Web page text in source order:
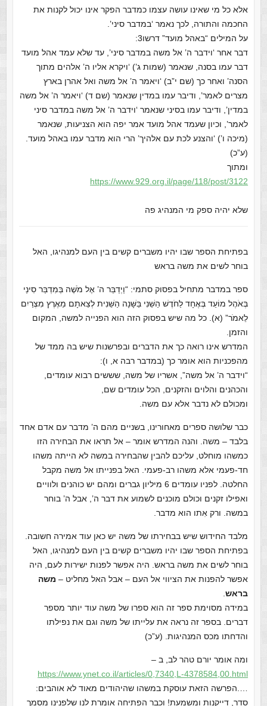
אלא כל מי שאינו עושה עצמו כמדבר הפקר אינו יכול לקנות את
החכמה והתורה, לכך נאמר ‘במדבר סיני’.
על המילים “באהל מועד” דרשו3:
דבר אחר ‘וידבר ה’ אל משה במדבר סיני’, עד שלא עמד אהל מועד
דבר עמו בסנה, שנאמר (שמות ג’) ‘ויקרא אליו ה’ אלהים מתוך
הסנה’ ואחר כך (שם י”ב) ‘ויאמר ה’ אל משה ואל אהרן בארץ
מצרים לאמר’, ודיבר עמו במדין שנאמר (שם ד) ‘ויאמר ה’ אל משה
במדין’, ודיבר עמו בסיני שנאמר ‘וידבר ה’ אל משה במדבר סיני
לאמר’, וכיון שעמד אהל מועד אמר יפה הוא הצניעות, שנאמר
(מיכה ו’) ‘והצנע לכת עם אלהיך’ הרי הוא מדבר עמו באהל מועד.
(ע”כ)
ומתוך
https://www.929.org.il/page/118/post/3122
שלא יהיה ספק מי המנהיג פה
בפתיחת הספר שבו יהיו משברים קשים בין העם למנהיגו, האל
בוחר לשים את משה בראש
ספר במדבר מתחיל בפסוק סתמי: “וַיְדַבֵּר ה’ אֶל מֹשֶׁה בְּמִדְבַּר סִינַי
בְּאֹהֶל מוֹעֵד בְּאֶחָד לַחֹדֶשׁ הַשֵּׁנִי בַּשָּׁנָה הַשֵּׁנִית לְצֵאתָם מֵאֶרֶץ מִצְרַיִם
לֵאמֹר” (א). כל מה שיש בפסוק הזה הוא הפנייה למשה, המקום
והזמן.
המדרש אינו רואה כך את הדברים ובפרשנות שיש בה ממד של
מהפכניות הוא אומר כך (במדבר רבה א, ו):
“וידבר ה’ אל משה”, אשריו של משה, שששים רבוא עומדים,
והכהנים והלוים והזקנים, הכל עומדים שם,
ומכולם לא נדבר אלא עם משה.
כבר שלושה ספרים מאחורינו, בשניים מהם ה’ מדבר עם אדם אחד
בלבד – משה. והנה המדרש אומר – אל תראו את הבחירה הזו
כמשהו מוחלט, עליכם להבין שהבחירה במשה לא הייתה משהו
חד-פעמי אלא משהו רב-פעמי. האל בפנייתו אל משה מקבל
החלטה. לפניו עומדים 6 מיליון גברים ומהם יש כוהנים ולוויים
ואפילו זקנים וכולם מוכנים לשמוע את דבר ה’, אבל ה’ בוחר
במשה. ורק אִתו הוא מדבר.
מלבד החידוש שיש בבחירתו של משה יש כאן עוד אמירה חשובה.
בפתיחת הספר שבו יהיו משברים קשים בין העם למנהיגו, האל
בוחר לשים את משה בראש. היה אפשר לפנות ישירות לעם, היה
אפשר להפנות את הציווי אל העם – אבל האל מחליט – משה
בראש.
במידה מסוימת ספר זה הוא ספרו של משה עוד יותר מספר
דברים. בספר זה נראה את עלייתו של משה וגם את נפילתו
והדחתו מכס המנהיגות. (ע”כ)
ומה אומר יורם טהר לב, ב –
https://www.ynet.co.il/articles/0,7340,L-4378584,00.html
….הפרשה הזאת עוסקת במשהו שהיהודים מאוד לא אוהבים:
סדר, דייקנות ומשמעת! וכבר הפתיחה אומרת לנו שלפנינו מסמך